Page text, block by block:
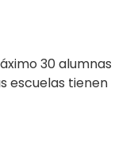
30 alumnas
escuelas tienen